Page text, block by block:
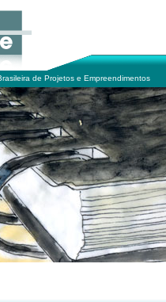
de Projetos e Empreendimentos